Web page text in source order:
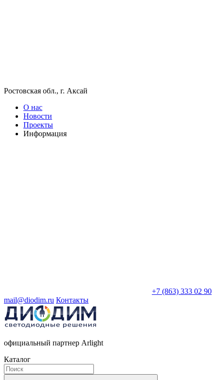
Ростовская обл., г. Аксай
О нас
Новости
Проекты
Информация
+7 (863) 333 02 90
mail@diodim.ru Контакты
официальный партнер Arlight
Каталог